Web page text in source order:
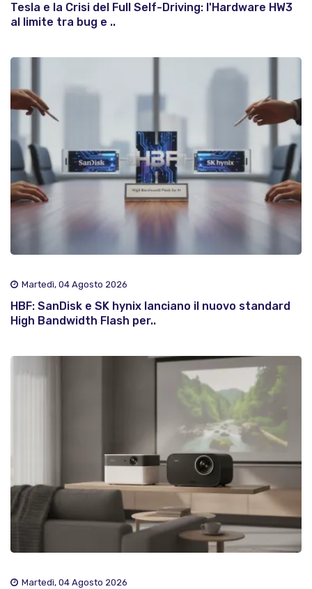
Tesla e la Crisi del Full Self-Driving: l'Hardware HW3
al limite tra bug e ..
Martedì, 04 Agosto 2026
HBF: SanDisk e SK hynix lanciano il nuovo standard
High Bandwidth Flash per..
Martedì, 04 Agosto 2026